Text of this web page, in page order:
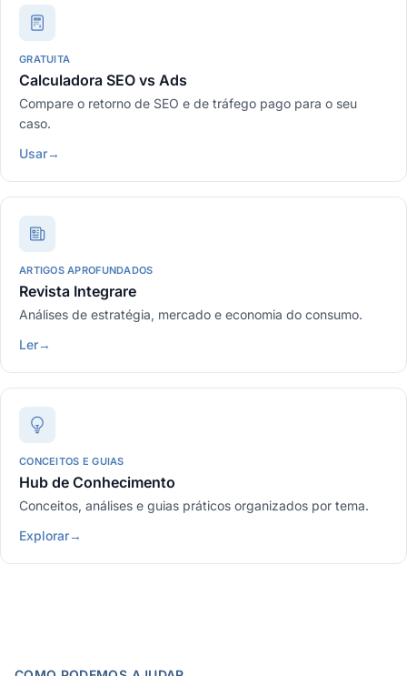
GRATUITA
Calculadora SEO vs Ads
Compare o retorno de SEO e de tráfego pago para o seu
caso.
Usar→
ARTIGOS APROFUNDADOS
Revista Integrare
Análises de estratégia, mercado e economia do consumo.
Ler→
CONCEITOS E GUIAS
Hub de Conhecimento
Conceitos, análises e guias práticos organizados por tema.
Explorar→